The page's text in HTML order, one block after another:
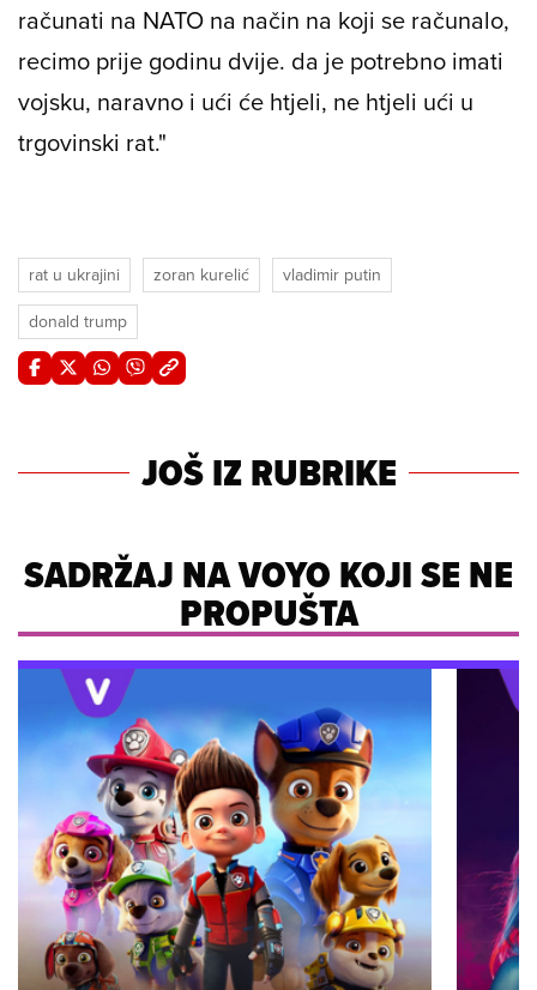
računati na NATO na način na koji se računalo,
recimo prije godinu dvije. da je potrebno imati
vojsku, naravno i ući će htjeli, ne htjeli ući u
trgovinski rat."
rat u ukrajini zoran kurelić
vladimir putin
donald trump
JOŠ IZ RUBRIKE
SADRŽAJ NA VOYO KOJI SE NE
PROPUŠTA